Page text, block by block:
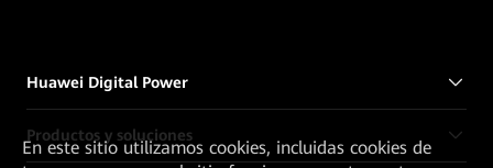
Huawei Digital Power
Productos y soluciones
En este sitio utilizamos cookies, incluidas cookies de